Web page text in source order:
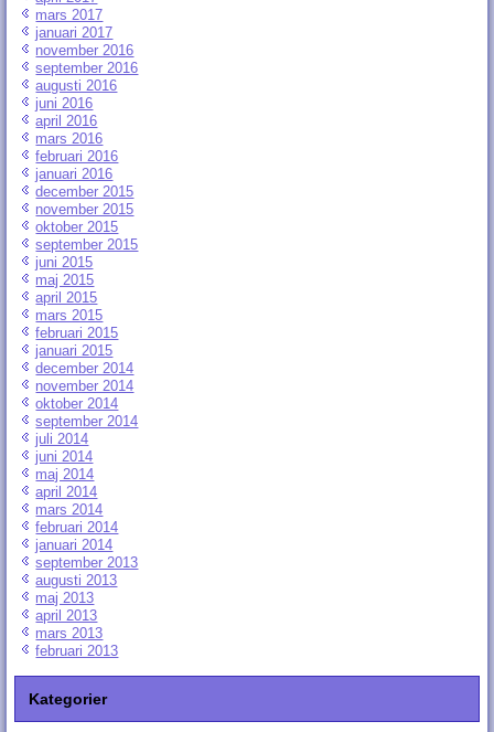
mars 2017
januari 2017
november 2016
september 2016
augusti 2016
juni 2016
april 2016
mars 2016
februari 2016
januari 2016
december 2015
november 2015
oktober 2015
september 2015
juni 2015
maj 2015
april 2015
mars 2015
februari 2015
januari 2015
december 2014
november 2014
oktober 2014
september 2014
juli 2014
juni 2014
maj 2014
april 2014
mars 2014
februari 2014
januari 2014
september 2013
augusti 2013
maj 2013
april 2013
mars 2013
februari 2013
Kategorier